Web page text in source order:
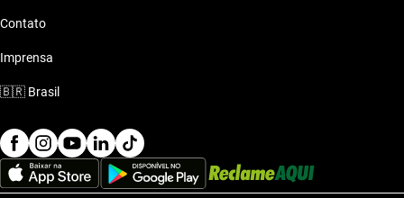
Contato
Imprensa
🇧🇷 Brasil